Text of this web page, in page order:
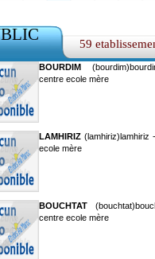
59
BOURDIM
centre ecole mère
LAMHIRIZ (lamhiriz)lamhiriz
ecole mère
BOUCHTAT
centre ecole mère